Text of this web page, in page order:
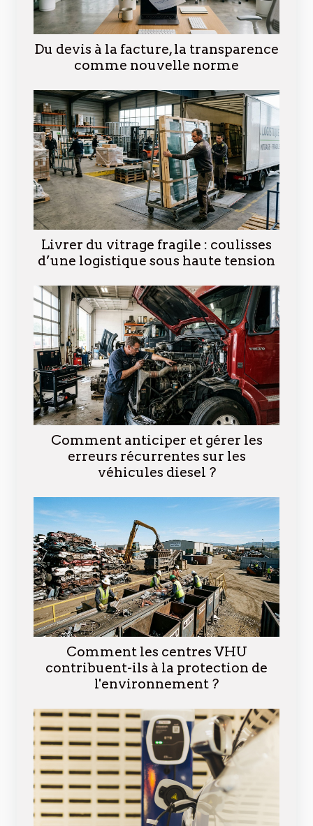
Du devis à la facture, la transparence
comme nouvelle norme
Livrer du vitrage fragile : coulisses
d’une logistique sous haute tension
Comment anticiper et gérer les
erreurs récurrentes sur les
véhicules diesel ?
Comment les centres VHU
contribuent-ils à la protection de
l'environnement ?